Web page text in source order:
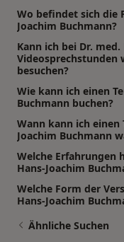
Wo befindet sich die
Joachim Buchmann?
Kann ich bei Dr.
Videosprechstunden
besuchen?
Wie kann ich einen
Buchmann buchen?
Wann kann ich einen
Joachim Buchmann
Welche Erfahrungen
Hans-Joachim
Welche Form der
Hans-Joachim
Ähnliche Suchen